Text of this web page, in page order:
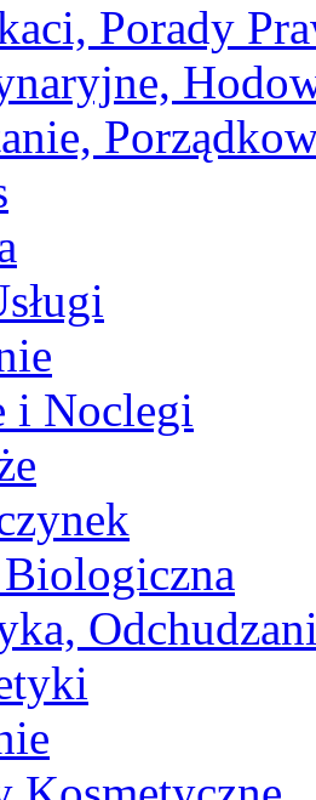
Porady
i Noclegi